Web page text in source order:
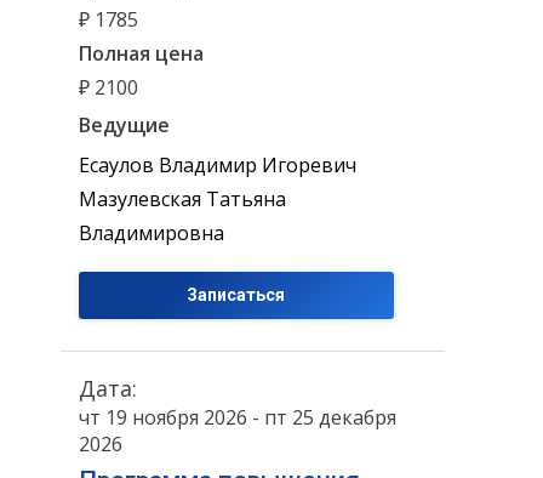
₽ 1785
Полная цена
₽ 2100
Ведущие
Есаулов Владимир Игоревич
Мазулевская Татьяна
Владимировна
Записаться
Дата:
чт 19 ноября 2026 - пт 25 декабря
2026